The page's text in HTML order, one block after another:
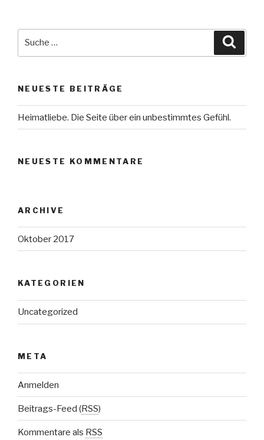
NEUESTE BEITRÄGE
Heimatliebe. Die Seite über ein unbestimmtes Gefühl.
NEUESTE KOMMENTARE
ARCHIVE
Oktober 2017
KATEGORIEN
Uncategorized
META
Anmelden
Beitrags-Feed (RSS)
Kommentare als RSS